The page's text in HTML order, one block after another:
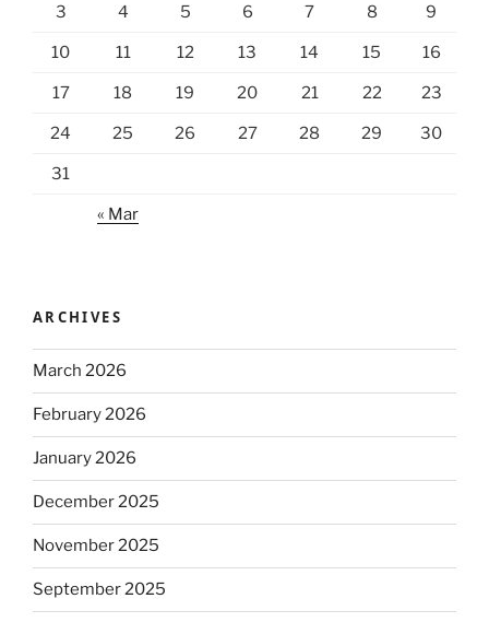
3 4 5 6 7 8 9
10 11 12 13 14 15 16
17 18 19 20 21 22 23
24 25 26 27 28 29 30
31
« Mar
ARCHIVES
March 2026
February 2026
January 2026
December 2025
November 2025
September 2025